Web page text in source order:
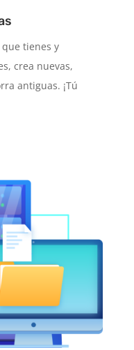
que tienes y
crea nuevas,
antiguas. ¡Tú